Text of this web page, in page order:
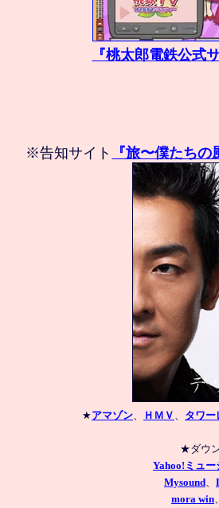
『桃太郎電鉄公式
※告知サイト 『旅〜僕たち
★アマゾン、 ＨＭＶ 、 タワー
Yahoo!ミュー
Mysound、
mora win